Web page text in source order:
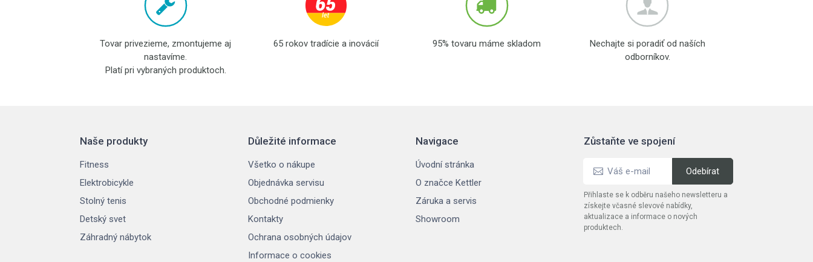
Tovar privezieme, zmontujeme aj
nastavíme.
Platí pri vybraných produktoch.
65 rokov tradície a inovácií 95% tovaru máme skladom
Nechajte si poradiť od naších
odborníkov.
Naše produkty
Fitness
Elektrobicykle
Stolný tenis
Detský svet
Záhradný nábytok
Důležité informace
Všetko o nákupe
Objednávka servisu
Obchodné podmienky
Kontakty
Ochrana osobných údajov
Informace o cookies
Navigace
Úvodní stránka
O značce Kettler
Záruka a servis
Showroom
Zůstaňte ve spojení
Přihlaste se k odběru našeho newsletteru a
získejte včasné slevové nabídky,
aktualizace a informace o nových
produktech.